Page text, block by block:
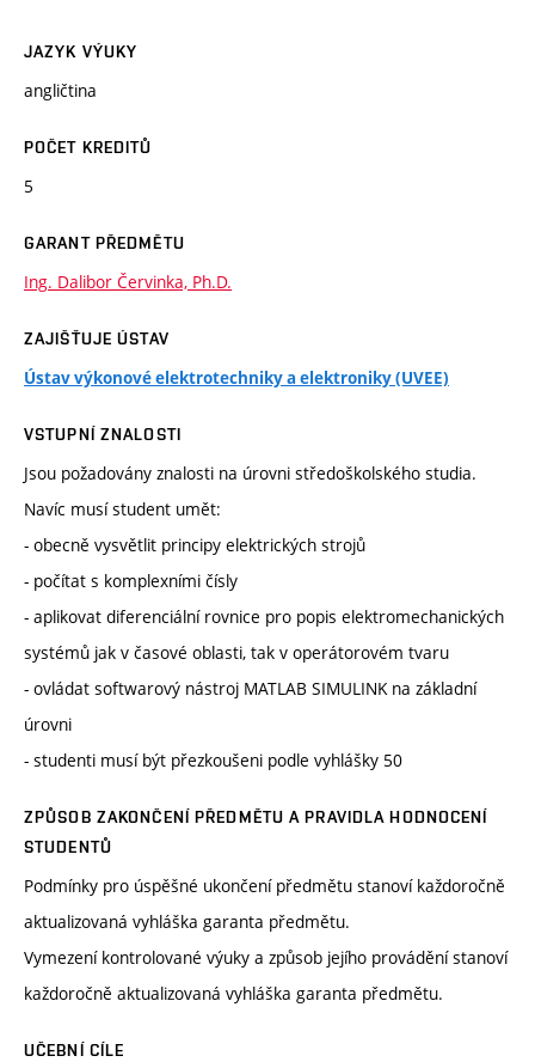
JAZYK VÝUKY
angličtina
POČET KREDITŮ
5
GARANT PŘEDMĚTU
Ing. Dalibor Červinka, Ph.D.
ZAJIŠŤUJE ÚSTAV
Ústav výkonové elektrotechniky a elektroniky (UVEE)
VSTUPNÍ ZNALOSTI
Jsou požadovány znalosti na úrovni středoškolského studia.
Navíc musí student umět:
- obecně vysvětlit principy elektrických strojů
- počítat s komplexními čísly
- aplikovat diferenciální rovnice pro popis elektromechanických
systémů jak v časové oblasti, tak v operátorovém tvaru
- ovládat softwarový nástroj MATLAB SIMULINK na základní
úrovni
- studenti musí být přezkoušeni podle vyhlášky 50
ZPŮSOB ZAKONČENÍ PŘEDMĚTU A PRAVIDLA HODNOCENÍ
STUDENTŮ
Podmínky pro úspěšné ukončení předmětu stanoví každoročně
aktualizovaná vyhláška garanta předmětu.
Vymezení kontrolované výuky a způsob jejího provádění stanoví
každoročně aktualizovaná vyhláška garanta předmětu.
UČEBNÍ CÍLE